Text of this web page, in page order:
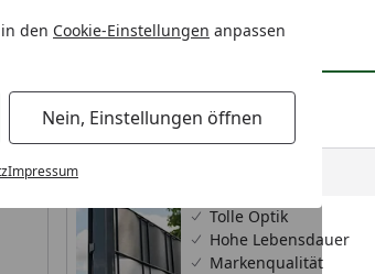
den Cookie-Einstellungen anpassen
Nein, Einstellungen öffnen
ImpressumSichtschutzstreifen
Tolle Optik
Hohe Lebensdauer
Markenqualität